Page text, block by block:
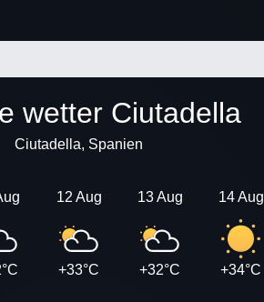
wetter Ciutadella
Ciutadella, Spanien
12 Aug
+33°C
13 Aug
+32°C
14 Aug
+34°C